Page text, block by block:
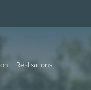
Réalisations